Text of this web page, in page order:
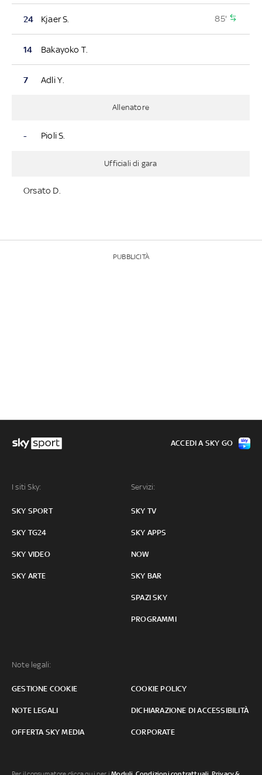
24 Kjaer S. 85'
14 Bakayoko T.
7 Adli Y.
Allenatore
- Pioli S.
Ufficiali di gara
Orsato D.
PUBBLICITÀ
I siti Sky:
SKY SPORT
SKY TG24
SKY VIDEO
SKY ARTE
Servizi:
SKY TV
SKY APPS
NOW
SKY BAR
SPAZI SKY
PROGRAMMI
Note legali:
GESTIONE COOKIE COOKIE POLICY
NOTE LEGALI DICHIARAZIONE DI ACCESSIBILITÀ
OFFERTA SKY MEDIA CORPORATE
ACCEDI A SKY GO